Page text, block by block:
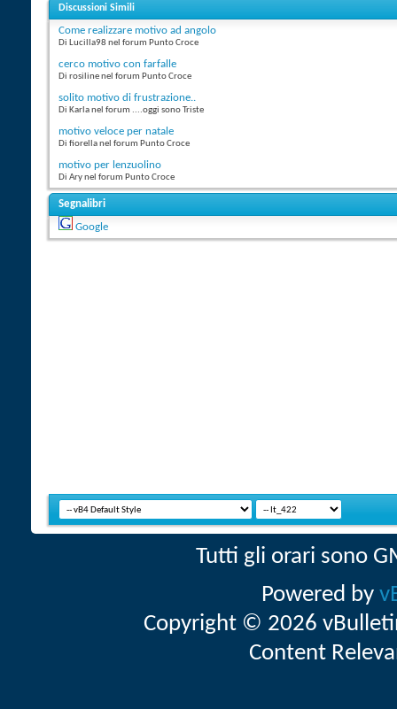
Discussioni Simili
Come realizzare motivo ad angolo
Di Lucilla98 nel forum Punto Croce
cerco motivo con farfalle
Di rosiline nel forum Punto Croce
solito motivo di frustrazione..
Di Karla nel forum ....oggi sono Triste
motivo veloce per natale
Di fiorella nel forum Punto Croce
motivo per lenzuolino
Di Ary nel forum Punto Croce
Segnalibri
Google
Tutti gli orari sono
Powered by
Copyright © 2026
Content